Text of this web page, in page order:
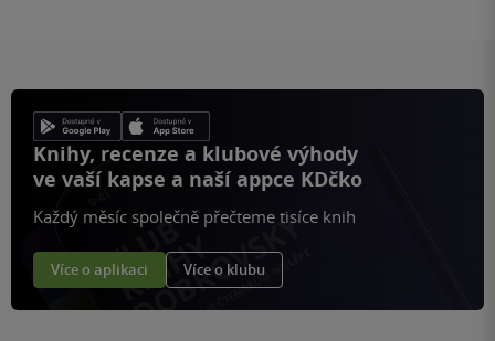
Knihy, recenze a klubové výhody
ve vaší kapse a naší appce KDčko
Každý měsíc společně přečteme tisíce knih
Více o aplikaci Více o klubu